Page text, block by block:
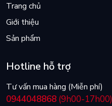
Trang chủ
Giới thiệu
Sản phẩm
Hotline hỗ trợ
Tư vấn mua hàng (Miễn phí)
0944048868 (9h00-17h00)